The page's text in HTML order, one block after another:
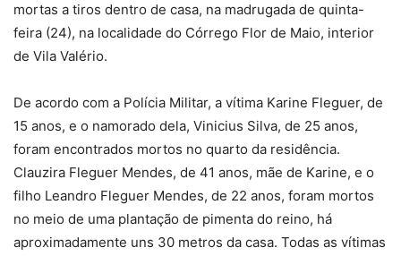
mortas a tiros dentro de casa, na madrugada de quinta-
feira (24), na localidade do Córrego Flor de Maio, interior
de Vila Valério.
De acordo com a Polícia Militar, a vítima Karine Fleguer, de
15 anos, e o namorado dela, Vinicius Silva, de 25 anos,
foram encontrados mortos no quarto da residência.
Clauzira Fleguer Mendes, de 41 anos, mãe de Karine, e o
filho Leandro Fleguer Mendes, de 22 anos, foram mortos
no meio de uma plantação de pimenta do reino, há
aproximadamente uns 30 metros da casa. Todas as vítimas